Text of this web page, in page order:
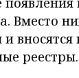
Вместо
вносятся
реестры.